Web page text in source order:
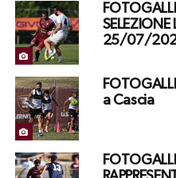
25/07/
a Cascia